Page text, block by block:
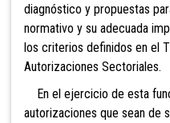
diagnóstico y propuestas
normativo y su adecuada
los criterios definidos en el
Autorizaciones Sectoriales.
En el ejercicio de esta
autorizaciones que sean de